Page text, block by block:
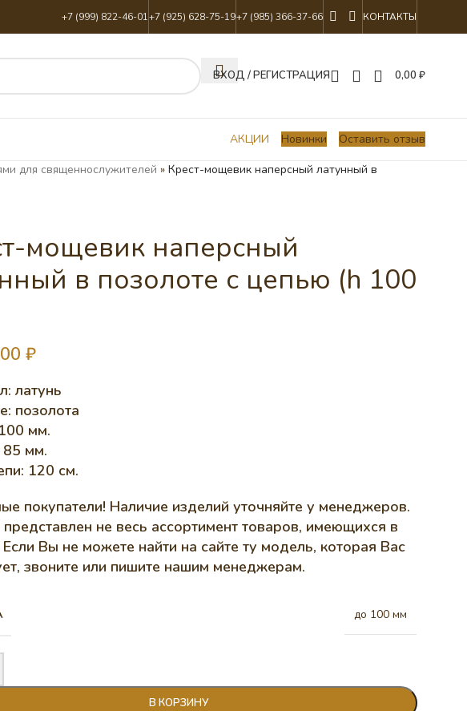
+7 (999) 822-46-01+7 (925) 628-75-19+7 (985) 366-37-66 КОНТАКТЫ
ВХОД / РЕГИСТРАЦИЯ 0,00 ₽
АКЦИИ Новинки
Оставить отзыв
для священнослужителей » Крест-мощевик наперсный латунный в
мощевик наперсный
в позолоте с цепью (h 100
₽
латунь
позолота
мм.
мм.
120 см.
покупатели! Наличие изделий уточняйте у менеджеров.
представлен не весь ассортимент товаров, имеющихся в
Если Вы не можете найти на сайте ту модель, которая Вас
звоните или пишите нашим менеджерам.
до 100 мм
В КОРЗИНУ